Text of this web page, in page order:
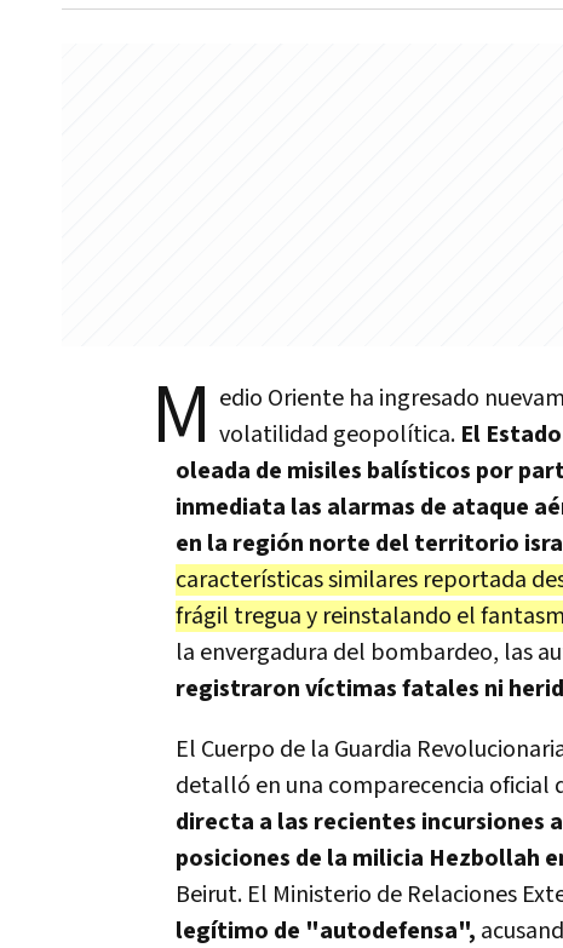
M edio Oriente ha ingresado
volatilidad geopolítica. El
oleada de misiles balísticos por
inmediata las alarmas de ataque
en la región norte del territorio
características similares reportada
frágil tregua y reinstalando el
la envergadura del bombardeo, las
registraron víctimas fatales ni
El Cuerpo de la Guardia
detalló en una comparecencia
directa a las recientes incursiones
posiciones de la milicia Hezbollah
Beirut. El Ministerio de Relaciones
legítimo de "autodefensa",